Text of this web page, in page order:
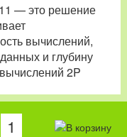
— это решение
вычислений,
и глубину
2P